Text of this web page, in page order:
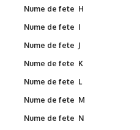
Nume de fete H
Nume de fete I
Nume de fete J
Nume de fete K
Nume de fete L
Nume de fete M
Nume de fete N